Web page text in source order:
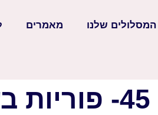
המסלולים שלנו מאמרים